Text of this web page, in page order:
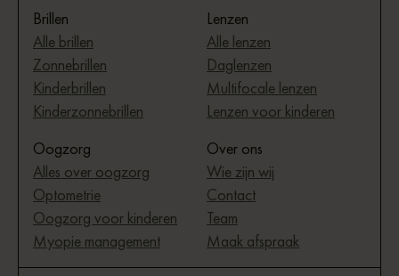
Brillen
Alle brillen
Zonnebrillen
Kinderbrillen
Kinderzonnebrillen
Lenzen
Alle lenzen
Daglenzen
Multifocale lenzen
Lenzen voor kinderen
Oogzorg
Alles over oogzorg
Optometrie
Oogzorg voor kinderen
Myopie management
Over ons
Wie zijn wij
Contact
Team
Maak afspraak